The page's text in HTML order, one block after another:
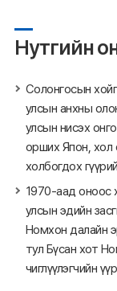
Нутгийн
Солонгосын
улсын анхны
улсын нисэх
орших Япон, хол
холбогдох
1970-аад оноос
улсын эдийн
Номхон далайн
тул Бүсан хот
чиглүүлэгчийн